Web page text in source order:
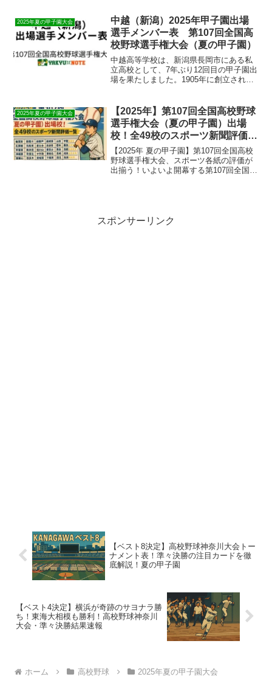
力選手を集める野球留学校として知ら
れ、2022年には春...
2025年夏の甲子園大会
中越（新潟）2025年甲子園出場
選手メンバー表 第107回全国高
校野球選手権大会（夏の甲子園）
中越高等学校は、新潟県長岡市にある私
立高校として、7年ぶり12回目の甲子園出
場を果たしました。1905年に創立された
多数輩出している新潟県の強豪校です。
本田仁哉監...
2025年夏の甲子園大会
【2025年】第107回全国高校野球
選手権大会（夏の甲子園）出場
校！全49校のスポーツ新聞評価一
覧
【2025年 夏の甲子園】第107回全国高校
野球選手権大会、スポーツ各紙の評価が
出揃う！いよいよ開幕する第107回全国高
スポンサーリンク
【ベスト8決定】高校野球神奈川大会トー
ナメント表！準々決勝の注目カードを徹
底解説！夏の甲子園
【ベスト4決定】横浜が奇跡のサヨナラ勝
ち！東海大相模も勝利！高校野球神奈川
大会・準々決勝結果速報
ホーム 高校野球 2025年夏の甲子園大会